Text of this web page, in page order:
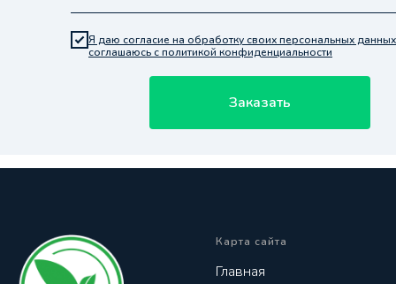
Я даю согласие на обработку своих персональных
соглашаюсь с политикой конфиденциальности
Заказать
Карта сайта
Главная